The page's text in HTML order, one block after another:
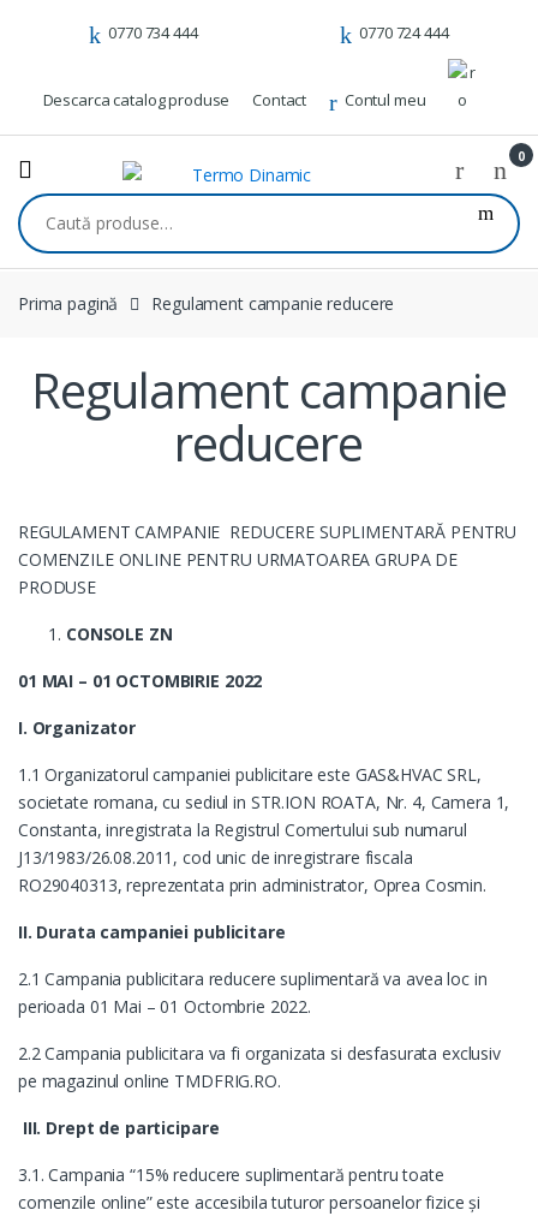
0770 734 444 0770 724 444
Descarca catalog produse Contact Contul meu
0
Caută după:
Prima pagină Regulament campanie reducere
Regulament campanie
reducere
REGULAMENT CAMPANIE REDUCERE SUPLIMENTARĂ PENTRU
COMENZILE ONLINE PENTRU URMATOAREA GRUPA DE
PRODUSE
CONSOLE ZN
01 MAI – 01 OCTOMBIRIE 2022
I. Organizator
1.1 Organizatorul campaniei publicitare este GAS&HVAC SRL,
societate romana, cu sediul in STR.ION ROATA, Nr. 4, Camera 1,
Constanta, inregistrata la Registrul Comertului sub numarul
J13/1983/26.08.2011, cod unic de inregistrare fiscala
RO29040313, reprezentata prin administrator, Oprea Cosmin.
II. Durata campaniei publicitare
2.1 Campania publicitara reducere suplimentară va avea loc in
perioada 01 Mai – 01 Octombrie 2022.
2.2 Campania publicitara va fi organizata si desfasurata exclusiv
pe magazinul online TMDFRIG.RO.
III. Drept de participare
3.1. Campania “15% reducere suplimentară pentru toate
comenzile online” este accesibila tuturor persoanelor fizice şi